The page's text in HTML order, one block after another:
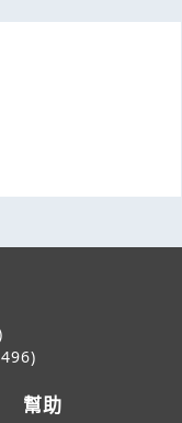
幫助